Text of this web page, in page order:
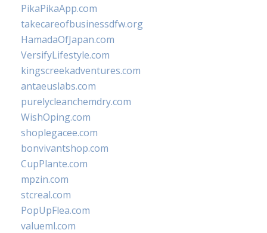
PikaPikaApp.com
takecareofbusinessdfw.org
HamadaOfJapan.com
VersifyLifestyle.com
kingscreekadventures.com
antaeuslabs.com
purelycleanchemdry.com
WishOping.com
shoplegacee.com
bonvivantshop.com
CupPlante.com
mpzin.com
stcreal.com
PopUpFlea.com
valueml.com